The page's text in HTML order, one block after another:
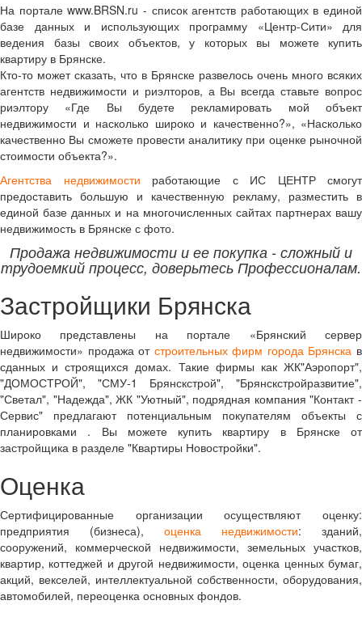
На портале www.BRSN.ru - список агентств работающих в единой
базе данных и использующих программу «Центр-Сити» для
ведения базы своих объектов, у которых вы можете купить
квартиру в Брянске.
Кто-то может сказать, что в Брянске развелось очень много всяких
агентств недвижимости и риэлторов, а Вы всегда ставьте вопрос
риэлтору «Где Вы будете рекламировать мой объект
недвижимости и насколько широко и качественно?», «Насколько
качественно Вы сможете провести аналитику при оценке рыночной
стоимости объекта?».
Агентства недвижимости работающие с ИС ЦЕНТР смогут
предоставить большую и качественную рекламу, разместить в
единой базе данных и на многочисленных сайтах партнерах вашу
недвижимость в Брянске с фото.
Продажа недвижимости и ее покупка - сложный и
трудоемкий процесс, доверьтесь Профессионалам.
Застройщики Брянска
Широко представлены на портале «Брянский сервер
недвижимости» продажа от строительных фирм города Брянска в
сданных и строящихся домах. Такие фирмы как ЖК"Аэропорт",
"ДОМОСТРОЙ", "СМУ-1 Брянскстрой", "Брянскстройразвитие",
"Светал", "Надежда", ЖК "Уютный", подрядная компания "Контакт -
Сервис" предлагают потенциальным покупателям объекты с
планировками . Вы можете купить квартиру в Брянске от
застройщика в разделе "Квартиры Новостройки".
Оценка
Сертифицированные организации осуществляют оценку:
предприятия (бизнеса), оценка недвижимости: зданий,
сооружений, коммерческой недвижимости, земельных участков,
квартир, коттеджей и другой недвижимости, оценка ценных бумаг,
акций, векселей, интеллектуальной собственности, оборудования,
автомобилей, переоценка основных фондов.